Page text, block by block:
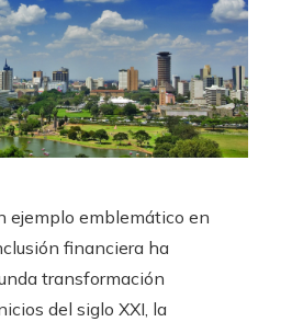
ejemplo emblemático en
financiera ha
transformación
del siglo XXI, la